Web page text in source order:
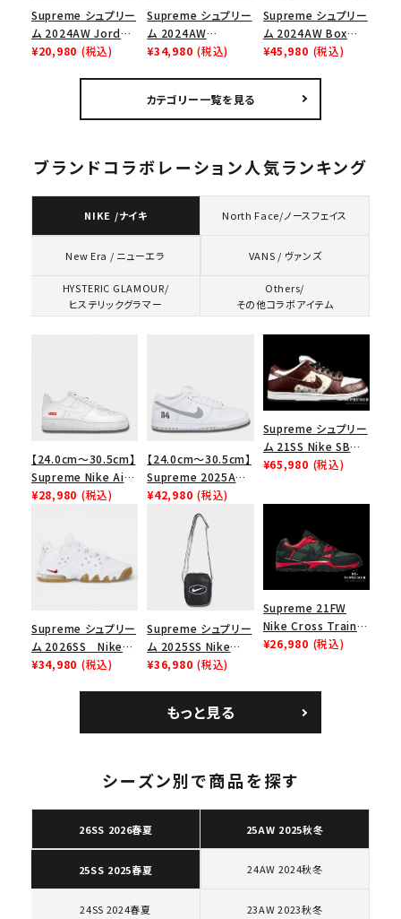
2026SS 2025AW 2025SS
Tシャツ・ロングスリーブ
ショルダー・ウエストバッグ
ボックスロゴ ブラックスウェット
カテゴリーから探す
コラボレーションブランドから探す
Supreme シュプリー
ム 2024AW Jordan
Drawstring Bag ジ
¥20,980 (税込)
Supreme シュプリー
ム 2024AW
Hysteric Glamour
プTシャツ パウダーブ
ルー
¥34,980 (税込)
Supreme シュプリー
ム 2024AW Box
Logo Hooded
ネイビー 紺
¥45,980 (税込)
カテゴリー一覧を見る
ブランドコラボレーション人気ランキング
NIKE /ナイキ North Face/ノースフェイス
New Era / ニューエラ VANS / ヴァンズ
HYSTERIC GLAMOUR/
ヒステリックグラマー
Others/
その他コラボアイテム
【24.0cm～30.5cm】
Supreme Nike Air
Force 1 Low シュプ
ューズ ホワイト
¥28,980 (税込)
【24.0cm～30.5cm】
Supreme 2025AW
Nike SB Dunk Low
ナイキ SB ダンク ロ
ー スニーカー ホワイ
¥42,980 (税込)
Supreme シュプリー
ム 21SS Nike SB
Dunk Low ナイキSB
¥65,980 (税込)
Supreme シュプリー
ム 2026SS Nike
SB Air Max 2 CB 94
¥34,980 (税込)
Supreme シュプリー
ム 2025SS Nike
Leather Shoulder
ク 黒
¥36,980 (税込)
Supreme 21FW
Nike Cross Trainer
Low ナイキクロスト
¥26,980 (税込)
もっと見る
シーズン別で商品を探す
26SS 2026春夏 25AW 2025秋冬
25SS 2025春夏 24AW 2024秋冬
24SS 2024春夏 23AW 2023秋冬